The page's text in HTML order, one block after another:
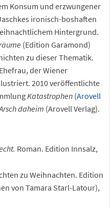
Konsum und erzwungener
ironisch-boshaften
Hintergrund.
(Edition Garamond)
zu dieser Thematik.
der Wiener
2010 veröffentlichte
Katastrophen (Arovell
daheim (Arovell Verlag).
Roman. Edition Innsalz,
zu Weihnachten. Edition
von Tamara Starl-Latour),